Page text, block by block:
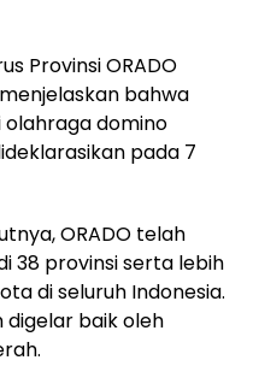
Provinsi ORADO
bahwa
olahraga domino
pada 7
ORADO telah
38 provinsi serta lebih
di seluruh Indonesia.
digelar baik oleh